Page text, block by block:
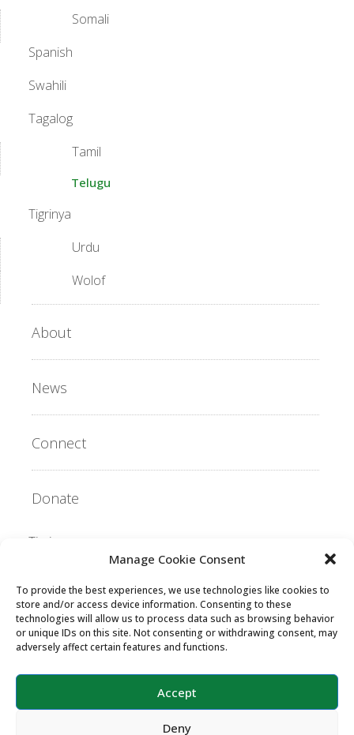
Manage Cookie Consent
To provide the best experiences, we use technologies like cookies to
store and/or access device information. Consenting to these
technologies will allow us to process data such as browsing behavior
or unique IDs on this site. Not consenting or withdrawing consent, may
adversely affect certain features and functions.
Accept
Deny
Somali
Spanish
Swahili
Tagalog
Tamil
Telugu
Tigrinya
Urdu
Wolof
About
News
Connect
Donate
Tigrinya
Copyright ©2026 MentorLink International.
All rights reserved.